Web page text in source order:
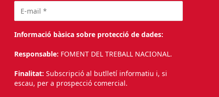
Informació bàsica sobre protecció de dades:
Responsable: FOMENT DEL TREBALL NACIONAL.
Finalitat: Subscripció al butlletí informatiu i, si
escau, per a prospecció comercial.